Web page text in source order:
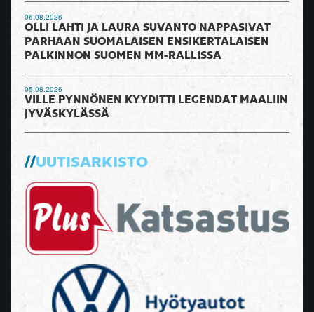
06.08.2026
OLLI LAHTI JA LAURA SUVANTO NAPPASIVAT
PARHAAN SUOMALAISEN ENSIKERTALAISEN
PALKINNON SUOMEN MM-RALLISSA
05.08.2026
VILLE PYNNÖNEN KYYDITTI LEGENDAT MAALIIN
JYVÄSKYLÄSSÄ
UUTISARKISTO